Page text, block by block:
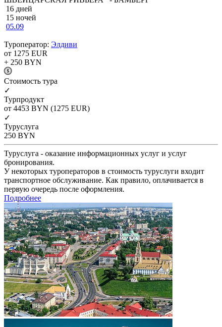
16 дней
15 ночей
05.09
Туроператор: Элдиви
от 1275 EUR
+ 250 BYN
Cтоимость тура
✓
Турпродукт
от 4453 BYN (1275 EUR)
✓
Туруслуга
250 BYN
Туруслуга - оказание информационных услуг и услуг
бронирования.
У некоторых туроператоров в стоимость туруслуги входит
транспортное обслуживание. Как правило, оплачивается в
первую очередь после оформления.
Подробнее